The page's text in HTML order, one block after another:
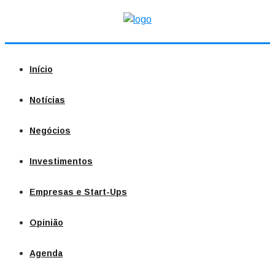
Início
Notícias
Negócios
Investimentos
Empresas e Start-Ups
Opinião
Agenda